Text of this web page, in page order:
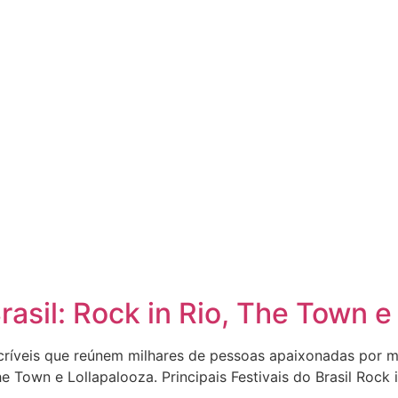
Rock in Rio, The Town
que reúnem milhares de pessoas apaixonadas por
Town e Lollapalooza. Principais Festivais do Brasil Rock